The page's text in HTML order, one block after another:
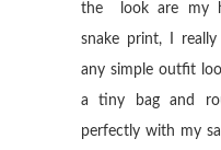
the look are my
snake print, I
any simple outfit
a tiny bag and
perfectly with my